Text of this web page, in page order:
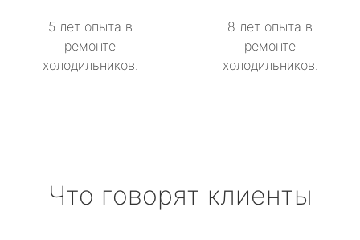
5 лет опыта в
ремонте
холодильников.
8 лет опыта в
ремонте
холодильников.
Что говорят клиенты